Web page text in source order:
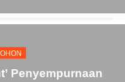
Penyempurnaan